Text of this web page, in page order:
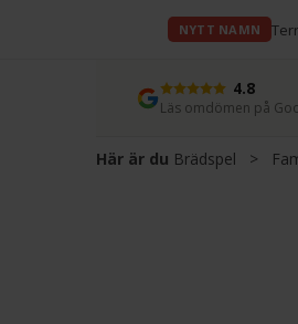
NYTT NAMN
4.8
Läs omdömen på
Här är du Brädspel >